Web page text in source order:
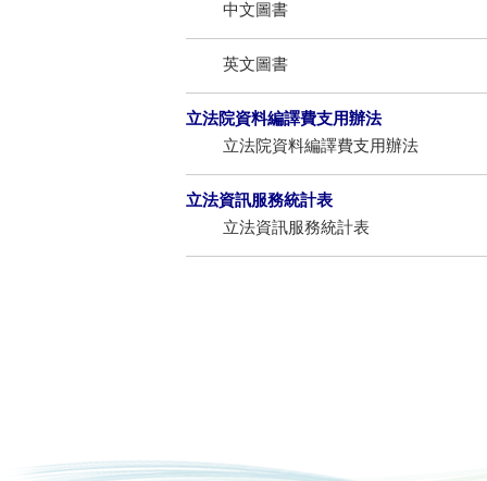
中文圖書
英文圖書
立法院資料編譯費支用辦法
立法院資料編譯費支用辦法
立法資訊服務統計表
立法資訊服務統計表